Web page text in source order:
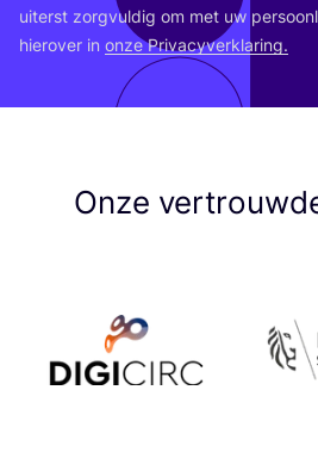
uiterst zorg­vul­dig om met uw
hier­over in onze Pri­va­cy­ver­kla­ring.
Onze